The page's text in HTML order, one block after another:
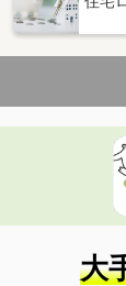
奈良県橿原市
大